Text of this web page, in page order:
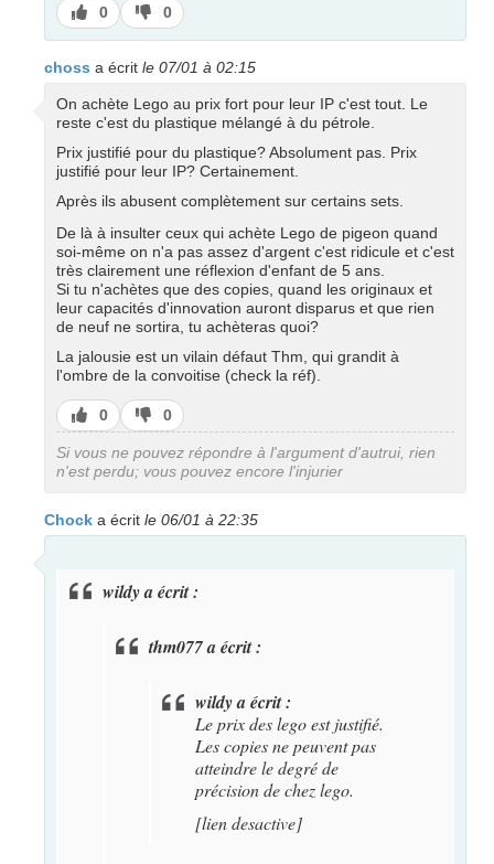
J’aime
0
J’aime
pas
0
choss a écrit le 07/01 à 02:15
On achète Lego au prix fort pour leur IP c'est tout. Le
reste c'est du plastique mélangé à du pétrole.
Prix justifié pour du plastique? Absolument pas. Prix
justifié pour leur IP? Certainement.
Après ils abusent complètement sur certains sets.
De là à insulter ceux qui achète Lego de pigeon quand
soi-même on n'a pas assez d'argent c'est ridicule et c'est
très clairement une réflexion d'enfant de 5 ans.
Si tu n'achètes que des copies, quand les originaux et
leur capacités d'innovation auront disparus et que rien
de neuf ne sortira, tu achèteras quoi?
La jalousie est un vilain défaut Thm, qui grandit à
l'ombre de la convoitise (check la réf).
J’aime
0
J’aime
pas
0
Si vous ne pouvez répondre à l'argument d'autrui, rien
n'est perdu; vous pouvez encore l'injurier
Chock a écrit le 06/01 à 22:35
wildy a écrit :
thm077 a écrit :
wildy a écrit :
Le prix des lego est justifié.
Les copies ne peuvent pas
atteindre le degré de
précision de chez lego.
[lien desactive]